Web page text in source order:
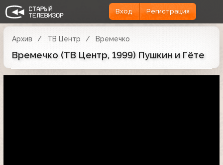
Вход Регистрация
Архив ТВ Центр Времечко
Времечко (ТВ Центр, 1999) Пушкин и Гёте